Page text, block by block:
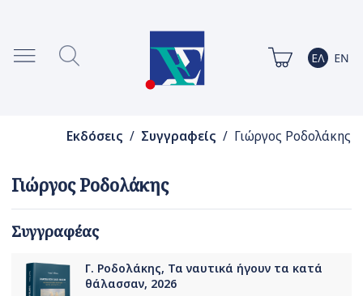
Εκδόσεις / Συγγραφείς / Γιώργος Ροδολάκης
Γιώργος Ροδολάκης
Συγγραφέας
Γ. Ροδολάκης, Τα ναυτικά ήγουν τα κατά
θάλασσαν, 2026